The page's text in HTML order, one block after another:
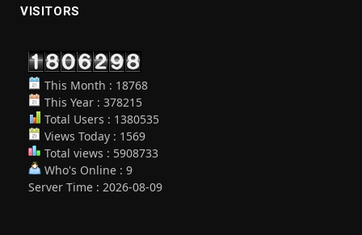
VISITORS
This Month : 18768
This Year : 378215
Total Users : 1380535
Views Today : 1569
Total views : 5908733
Who's Online : 9
Server Time : 2026-08-09